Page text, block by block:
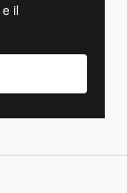
e il